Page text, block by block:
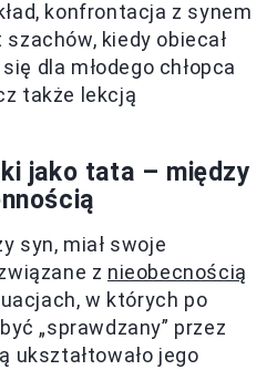
konfrontacja z synem
kiedy obiecał
dla młodego chłopca
także lekcją
jako tata – między
syn, miał swoje
z nieobecnością
w których po
„sprawdzany” przez
ukształtowało jego